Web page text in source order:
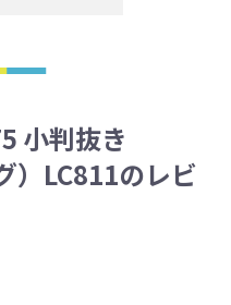
小判抜き
）LC811のレビ